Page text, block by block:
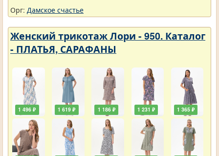
Орг: Дамское счастье
Женский трикотаж Лори - 950. Каталог
- ПЛАТЬЯ, САРАФАНЫ
1 496 ₽ 1 619 ₽ 1 186 ₽ 1 231 ₽ 1 365 ₽